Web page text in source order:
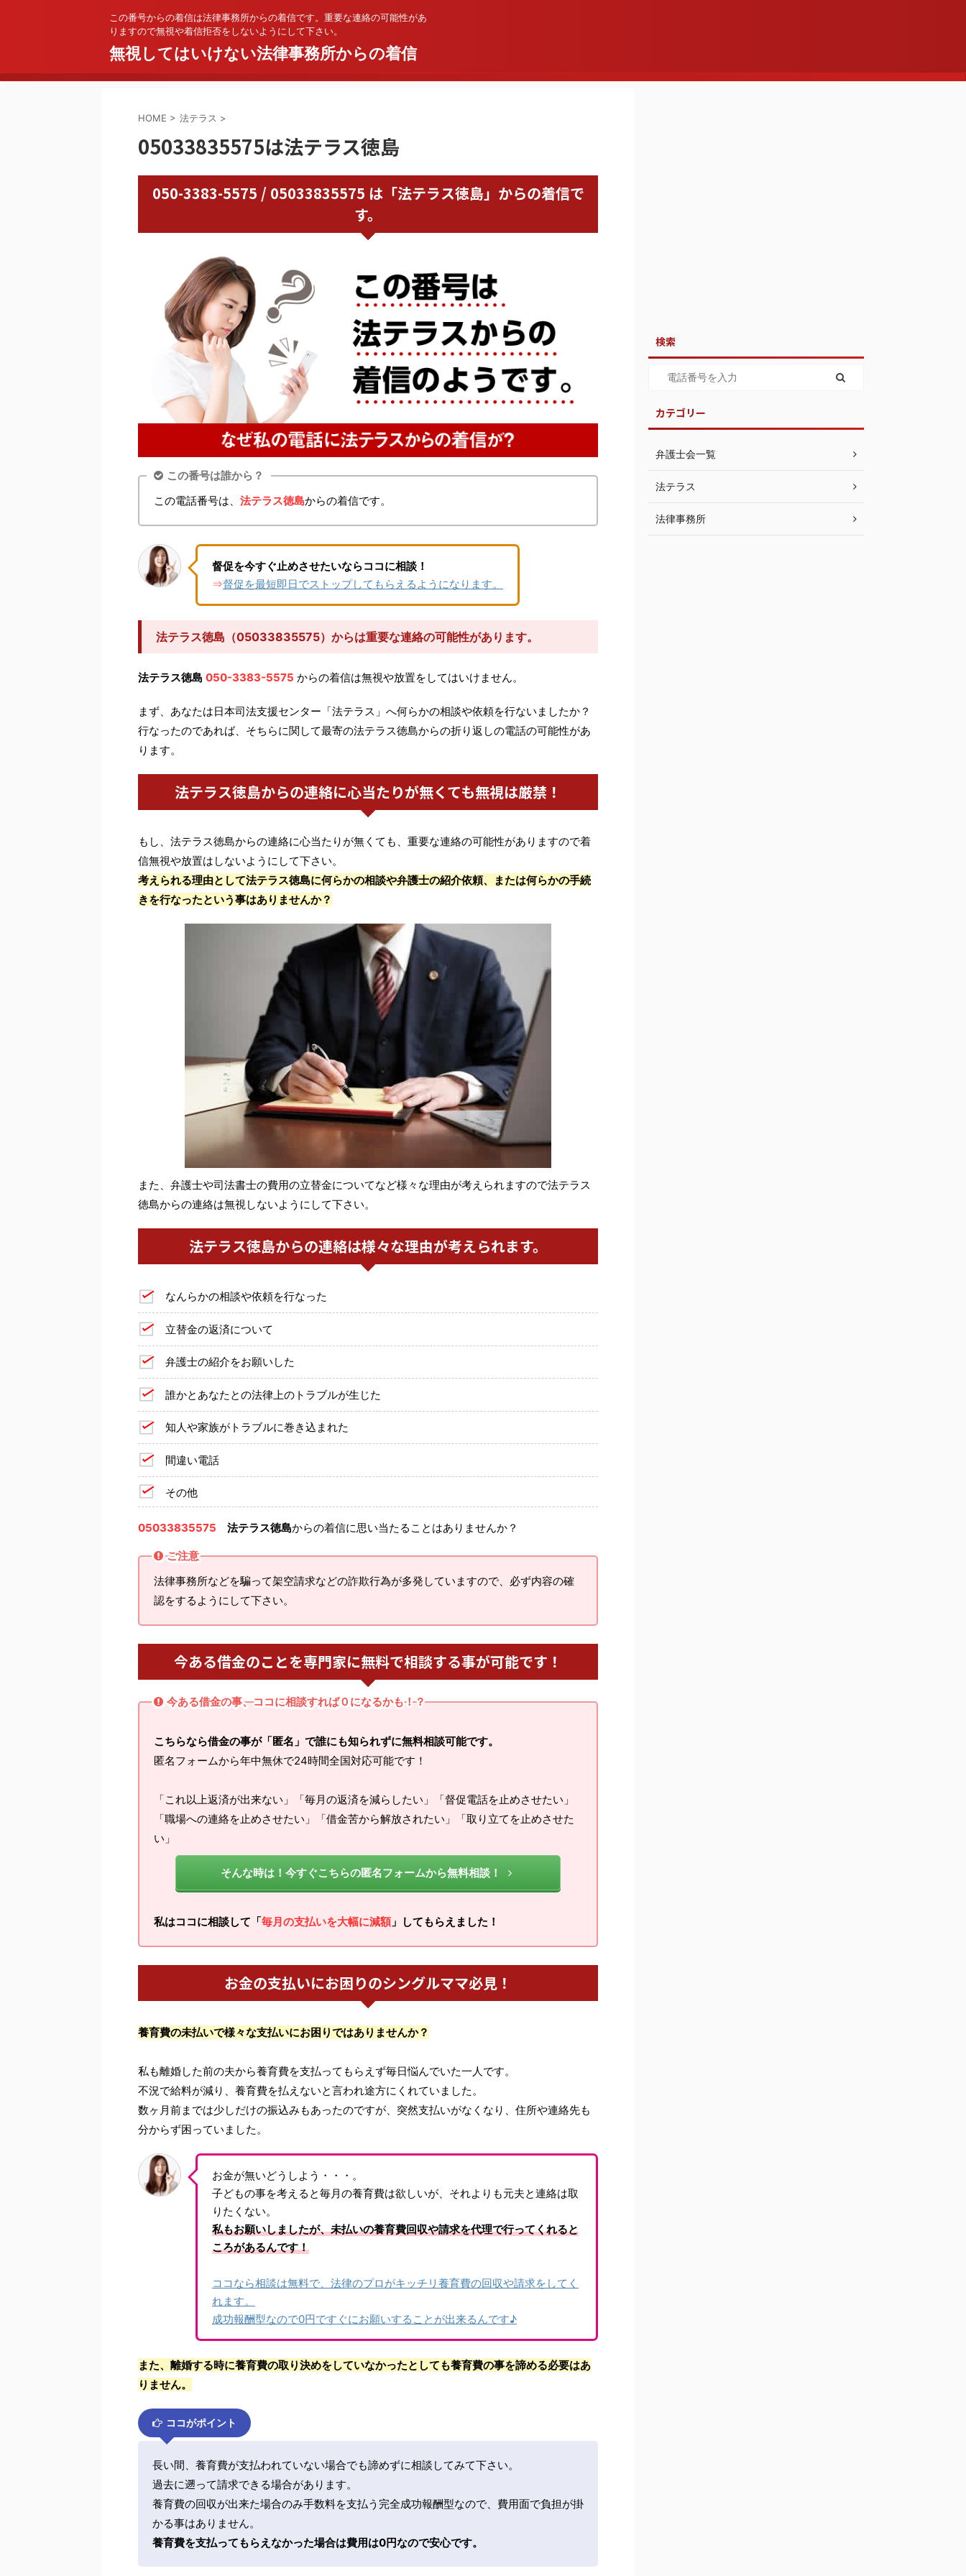
この番号からの着信は法律事務所からの着信です。重要な連絡の可能性があ
りますので無視や着信拒否をしないようにして下さい。
無視してはいけない法律事務所からの着信
HOME > 法テラス >
05033835575は法テラス徳島
050-3383-5575 / 05033835575 は「法テラス徳島」からの着信で
す。
この番号は誰から？
この電話番号は、 法テラス徳島からの着信です。
督促を今すぐ止めさせたいならココに相談！
⇒督促を最短即日でストップしてもらえるようになります。
法テラス徳島（05033835575）からは重要な連絡の可能性があります。
法テラス徳島 050-3383-5575 からの着信は無視や放置をしてはいけません。
まず、あなたは日本司法支援センター「法テラス」へ何らかの相談や依頼を行ないましたか？
行なったのであれば、そちらに関して最寄の法テラス徳島からの折り返しの電話の可能性があ
ります。
法テラス徳島からの連絡に心当たりが無くても無視は厳禁！
もし、法テラス徳島からの連絡に心当たりが無くても、重要な連絡の可能性がありますので着
信無視や放置はしないようにして下さい。
考えられる理由として法テラス徳島に何らかの相談や弁護士の紹介依頼、または何らかの手続
きを行なったという事はありませんか？
また、弁護士や司法書士の費用の立替金についてなど様々な理由が考えられますので法テラス
徳島からの連絡は無視しないようにして下さい。
法テラス徳島からの連絡は様々な理由が考えられます。
なんらかの相談や依頼を行なった
立替金の返済について
弁護士の紹介をお願いした
誰かとあなたとの法律上のトラブルが生じた
知人や家族がトラブルに巻き込まれた
間違い電話
その他
05033835575 法テラス徳島からの着信に思い当たることはありませんか？
ご注意
法律事務所などを騙って架空請求などの詐欺行為が多発していますので、必ず内容の確
認をするようにして下さい。
今ある借金のことを専門家に無料で相談する事が可能です！
今ある借金の事、ココに相談すれば０になるかも！？
こちらなら借金の事が「匿名」で誰にも知られずに無料相談可能です。
匿名フォームから年中無休で24時間全国対応可能です！
「これ以上返済が出来ない」「毎月の返済を減らしたい」「督促電話を止めさせたい」
「職場への連絡を止めさせたい」「借金苦から解放されたい」「取り立てを止めさせた
い」
そんな時は！今すぐこちらの匿名フォームから無料相談！
私はココに相談して「毎月の支払いを大幅に減額」してもらえました！
お金の支払いにお困りのシングルママ必見！
養育費の未払いで様々な支払いにお困りではありませんか？
私も離婚した前の夫から養育費を支払ってもらえず毎日悩んでいた一人です。
不況で給料が減り、養育費を払えないと言われ途方にくれていました。
数ヶ月前までは少しだけの振込みもあったのですが、突然支払いがなくなり、住所や連絡先も
分からず困っていました。
お金が無いどうしよう・・・。
子どもの事を考えると毎月の養育費は欲しいが、それよりも元夫と連絡は取
りたくない。
私もお願いしましたが、未払いの養育費回収や請求を代理で行ってくれると
ころがあるんです！
ココなら相談は無料で、法律のプロがキッチリ養育費の回収や請求をしてく
れます。
成功報酬型なので0円ですぐにお願いすることが出来るんです♪
また、離婚する時に養育費の取り決めをしていなかったとしても養育費の事を諦める必要はあ
りません。
ココがポイント
長い間、養育費が支払われていない場合でも諦めずに相談してみて下さい。
過去に遡って請求できる場合があります。
養育費の回収が出来た場合のみ手数料を支払う完全成功報酬型なので、費用面で負担が掛
かる事はありません。
養育費を支払ってもらえなかった場合は費用は0円なので安心です。
検索
カテゴリー
弁護士会一覧
法テラス
法律事務所